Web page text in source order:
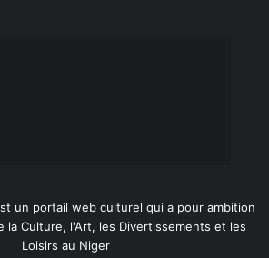
un portail web culturel qui a pour ambition
la Culture, l'Art, les Divertissements et les
Loisirs au Niger